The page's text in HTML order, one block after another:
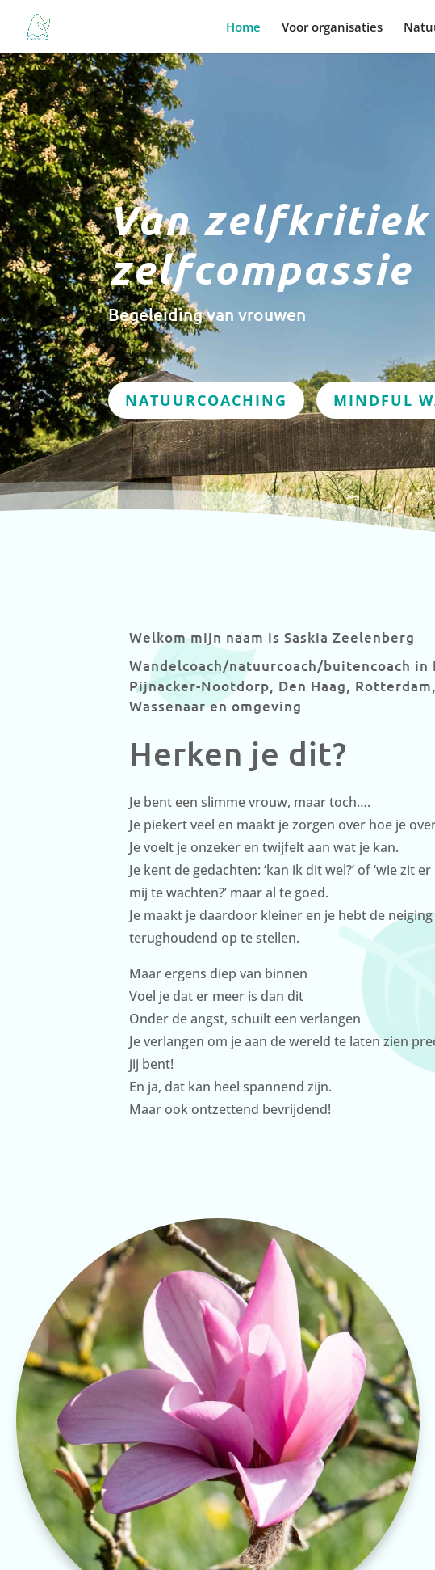
Home Voor organisaties
Van
zelfcompassie
Begeleiding van vrouwen
NATUURCOACHING MINDFUL
Welkom mijn naam is Saskia Zeelenberg
Wandelcoach/natuurcoach/buitencoach in
Pijnacker-Nootdorp, Den Haag, Rotterdam,
Wassenaar en omgeving
Herken je dit?
Je bent een slimme vrouw, maar toch….
Je piekert veel en maakt je zorgen over hoe je
Je voelt je onzeker en twijfelt aan wat je kan.
Je kent de gedachten: ‘kan ik dit wel?’ of ‘wie zit
mij te wachten?’ maar al te goed.
Je maakt je daardoor kleiner en je hebt de
terughoudend op te stellen.
Maar ergens diep van binnen
Voel je dat er meer is dan dit
Onder de angst, schuilt een verlangen
Je verlangen om je aan de wereld te laten zien
jij bent!
En ja, dat kan heel spannend zijn.
Maar ook ontzettend bevrijdend!